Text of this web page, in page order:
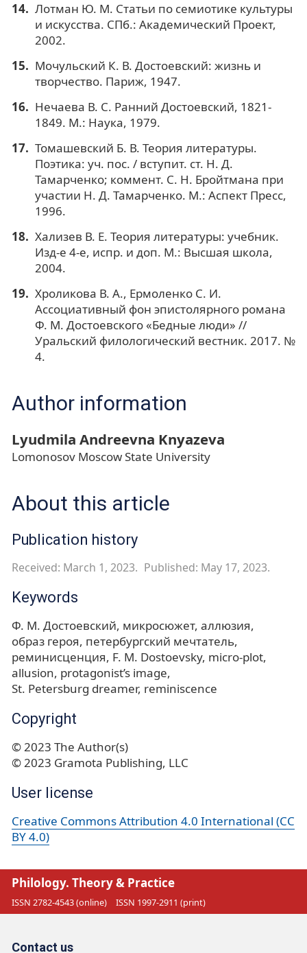
Лотман Ю. М. Статьи по семиотике культуры
и искусства. СПб.: Академический Проект,
2002.
Мочульский К. В. Достоевский: жизнь и
творчество. Париж, 1947.
Нечаева В. С. Ранний Достоевский, 1821-
1849. М.: Наука, 1979.
Томашевский Б. В. Теория литературы.
Поэтика: уч. пос. / вступит. ст. Н. Д.
Тамарченко; коммент. С. Н. Бройтмана при
участии Н. Д. Тамарченко. М.: Аспект Пресс,
1996.
Хализев В. Е. Теория литературы: учебник.
Изд-е 4-е, испр. и доп. М.: Высшая школа,
2004.
Хроликова В. А., Ермоленко С. И.
Ассоциативный фон эпистолярного романа
Ф. М. Достоевского «Бедные люди» //
Уральский филологический вестник. 2017. №
4.
Author information
Lyudmila Andreevna Knyazeva
Lomonosov Moscow State University
About this article
Publication history
Received: March 1, 2023. Published: May 17, 2023.
Keywords
Ф. М. Достоевский микросюжет аллюзия
образ героя петербургский мечтатель
реминисценция F. M. Dostoevsky micro-plot
allusion protagonist’s image
St. Petersburg dreamer reminiscence
Copyright
© 2023 The Author(s)
© 2023 Gramota Publishing, LLC
User license
Creative Commons Attribution 4.0 International (CC
BY 4.0)
Philology. Theory & Practice
ISSN 2782-4543 (online) ISSN 1997-2911 (print)
Contact us